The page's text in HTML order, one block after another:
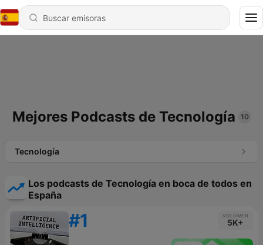
Mejores Podcasts de Tecnología 10
Tecnología
Los podcasts de Tecnología en boca de todos en
España
#1 VOLUMEN
5K+